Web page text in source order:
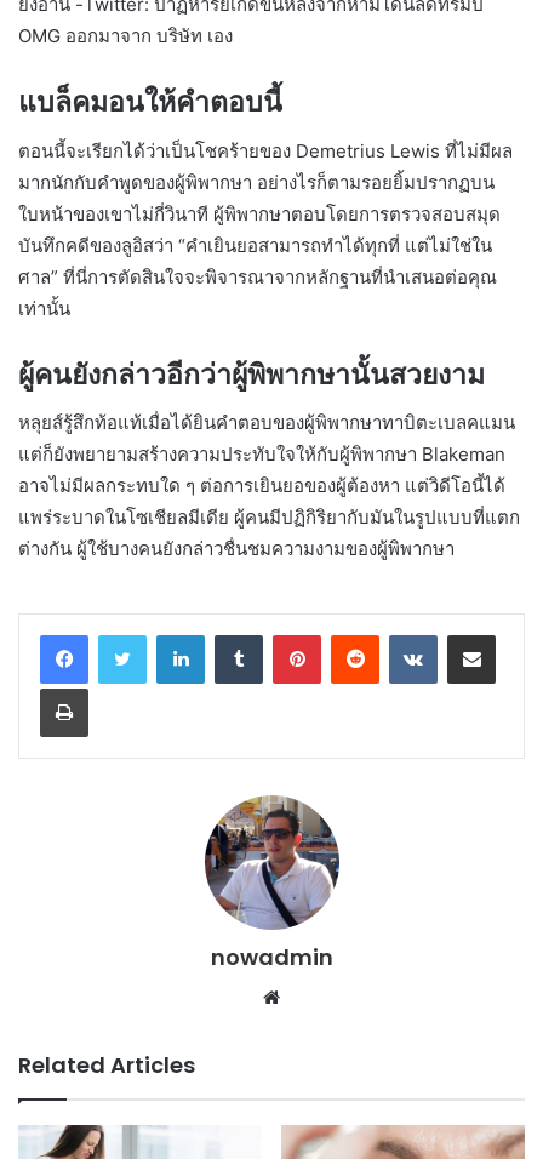
ยังอ่าน -Twitter: ปาฏิหาริย์เกิดขึ้นหลังจากห้ามโดนัลด์ทรัมป์
OMG ออกมาจาก บริษัท เอง
แบล็คมอนให้คำตอบนี้
ตอนนี้จะเรียกได้ว่าเป็นโชคร้ายของ Demetrius Lewis ที่ไม่มีผล
มากนักกับคำพูดของผู้พิพากษา อย่างไรก็ตามรอยยิ้มปรากฏบน
ใบหน้าของเขาไม่กี่วินาที ผู้พิพากษาตอบโดยการตรวจสอบสมุด
บันทึกคดีของลูอิสว่า “คำเยินยอสามารถทำได้ทุกที่ แต่ไม่ใช่ใน
ศาล” ที่นี่การตัดสินใจจะพิจารณาจากหลักฐานที่นำเสนอต่อคุณ
เท่านั้น
ผู้คนยังกล่าวอีกว่าผู้พิพากษานั้นสวยงาม
หลุยส์รู้สึกท้อแท้เมื่อได้ยินคำตอบของผู้พิพากษาทาบิตะเบลคแมน
แต่ก็ยังพยายามสร้างความประทับใจให้กับผู้พิพากษา Blakeman
อาจไม่มีผลกระทบใด ๆ ต่อการเยินยอของผู้ต้องหา แต่วิดีโอนี้ได้
แพร่ระบาดในโซเชียลมีเดีย ผู้คนมีปฏิกิริยากับมันในรูปแบบที่แตก
ต่างกัน ผู้ใช้บางคนยังกล่าวชื่นชมความงามของผู้พิพากษา
LinkedInTumblr PinterestReddit VKontakteShare via Email
Print
nowadmin
Website
Related Articles